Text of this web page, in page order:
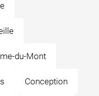
du-Mont
Conception